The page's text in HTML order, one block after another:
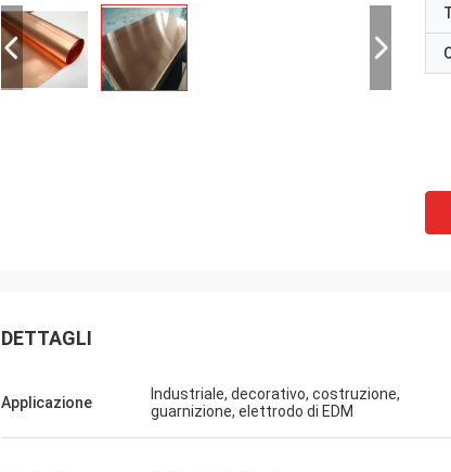
DETTAGLI
Applicazione
Industriale, decorativo, costruzione,
guarnizione, elettrodo di EDM